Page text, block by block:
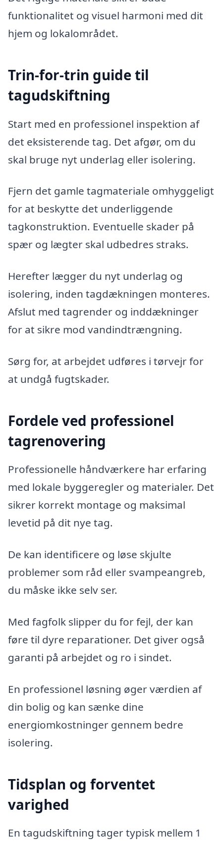
funktionalitet og visuel harmoni med dit
hjem og lokalområdet.
Trin-for-trin guide til
tagudskiftning
Start med en professionel inspektion af
det eksisterende tag. Det afgør, om du
skal bruge nyt underlag eller isolering.
Fjern det gamle tagmateriale omhyggeligt
for at beskytte det underliggende
tagkonstruktion. Eventuelle skader på
spær og lægter skal udbedres straks.
Herefter lægger du nyt underlag og
isolering, inden tagdækningen monteres.
Afslut med tagrender og inddækninger
for at sikre mod vandindtrængning.
Sørg for, at arbejdet udføres i tørvejr for
at undgå fugtskader.
Fordele ved professionel
tagrenovering
Professionelle håndværkere har erfaring
med lokale byggeregler og materialer. Det
sikrer korrekt montage og maksimal
levetid på dit nye tag.
De kan identificere og løse skjulte
problemer som råd eller svampeangreb,
du måske ikke selv ser.
Med fagfolk slipper du for fejl, der kan
føre til dyre reparationer. Det giver også
garanti på arbejdet og ro i sindet.
En professionel løsning øger værdien af
din bolig og kan sænke dine
energiomkostninger gennem bedre
isolering.
Tidsplan og forventet
varighed
En tagudskiftning tager typisk mellem 1